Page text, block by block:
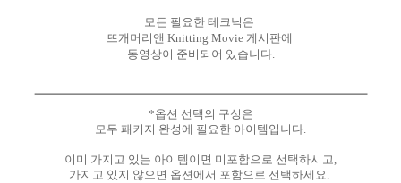
모든 필요한 테크닉은
뜨개머리앤 Knitting Movie 게시판에
동영상이 준비되어 있습니다.
*옵션 선택의 구성은
모두 패키지 완성에 필요한 아이템입니다.
이미 가지고 있는 아이템이면 미포함으로 선택하시고,
가지고 있지 않으면 옵션에서 포함으로 선택하세요.